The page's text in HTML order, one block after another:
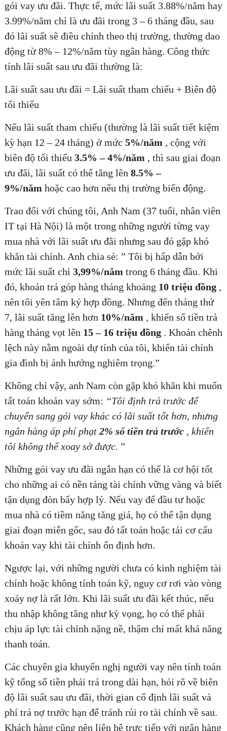
gói vay ưu đãi. Thực tế, mức lãi suất 3.88%/năm hay
3.99%/năm chỉ là ưu đãi trong 3 – 6 tháng đầu, sau
đó lãi suất sẽ điều chỉnh theo thị trường, thường dao
động từ 8% – 12%/năm tùy ngân hàng. Công thức
tính lãi suất sau ưu đãi thường là:
Lãi suất sau ưu đãi = Lãi suất tham chiếu + Biên độ
tối thiểu
Nếu lãi suất tham chiếu (thường là lãi suất tiết kiệm
kỳ hạn 12 – 24 tháng) ở mức 5%/năm , cộng với
biên độ tối thiểu 3.5% – 4%/năm , thì sau giai đoạn
ưu đãi, lãi suất có thể tăng lên 8.5% –
9%/năm hoặc cao hơn nếu thị trường biến động.
Trao đổi với chúng tôi, Anh Nam (37 tuổi, nhân viên
IT tại Hà Nội) là một trong những người từng vay
mua nhà với lãi suất ưu đãi nhưng sau đó gặp khó
khăn tài chính. Anh chia sẻ: ” Tôi bị hấp dẫn bởi
mức lãi suất chỉ 3,99%/năm trong 6 tháng đầu. Khi
đó, khoản trả góp hàng tháng khoảng 10 triệu đồng ,
nên tôi yên tâm ký hợp đồng. Nhưng đến tháng thứ
7, lãi suất tăng lên hơn 10%/năm , khiến số tiền trả
hàng tháng vọt lên 15 – 16 triệu đồng . Khoản chênh
lệch này nằm ngoài dự tính của tôi, khiến tài chính
gia đình bị ảnh hưởng nghiêm trọng.”
Không chỉ vậy, anh Nam còn gặp khó khăn khi muốn
tất toán khoản vay sớm: “Tôi định trả trước để
chuyển sang gói vay khác có lãi suất tốt hơn, nhưng
ngân hàng áp phí phạt 2% số tiền trả trước , khiến
tôi không thể xoay sở được. ”
Những gói vay ưu đãi ngắn hạn có thể là cơ hội tốt
cho những ai có nền tảng tài chính vững vàng và biết
tận dụng đòn bẩy hợp lý. Nếu vay để đầu tư hoặc
mua nhà có tiềm năng tăng giá, họ có thể tận dụng
giai đoạn miễn gốc, sau đó tất toán hoặc tái cơ cấu
khoản vay khi tài chính ổn định hơn.
Ngược lại, với những người chưa có kinh nghiệm tài
chính hoặc không tính toán kỹ, nguy cơ rơi vào vòng
xoáy nợ là rất lớn. Khi lãi suất ưu đãi kết thúc, nếu
thu nhập không tăng như kỳ vọng, họ có thể phải
chịu áp lực tài chính nặng nề, thậm chí mất khả năng
thanh toán.
Các chuyên gia khuyến nghị người vay nên tính toán
kỹ tổng số tiền phải trả trong dài hạn, hỏi rõ về biên
độ lãi suất sau ưu đãi, thời gian cố định lãi suất và
phí trả nợ trước hạn để tránh rủi ro tài chính về sau.
Khách hàng cũng nên liên hệ trực tiếp với ngân hàng